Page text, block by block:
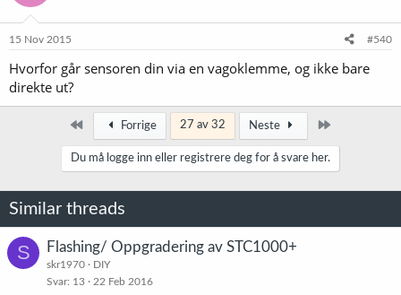
o
e
:
15 Nov 2015 #540
Hvorfor går sensoren din via en vagoklemme, og ikke bare
direkte ut?
Først Forrige 27 av 32 Neste
Du må logge inn eller registrere deg for å svare her.
Similar threads
S Flashing/ Oppgradering av STC1000+
skr1970
DIY
Svar 13 22 Feb 2016